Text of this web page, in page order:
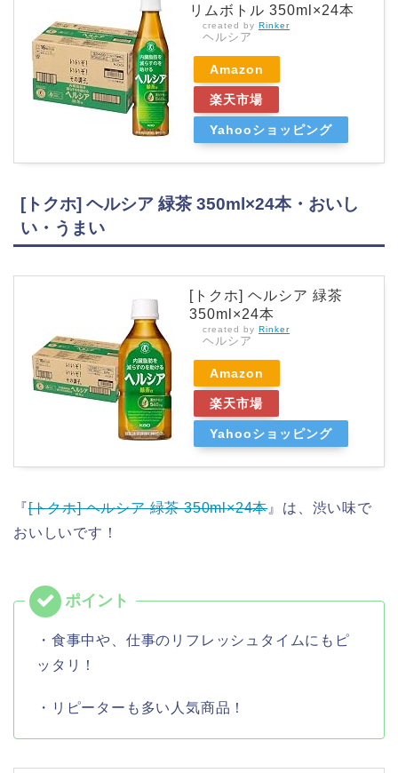
リムボトル 350ml×24本
created by Rinker
ヘルシア
Amazon
楽天市場
Yahooショッピング
[トクホ] ヘルシア 緑茶 350ml×24本・おいし
い・うまい
[トクホ] ヘルシア 緑茶
350ml×24本
created by Rinker
ヘルシア
Amazon
楽天市場
Yahooショッピング
『[トクホ] ヘルシア 緑茶 350ml×24本』は、渋い味で
おいしいです！
・食事中や、仕事のリフレッシュタイムにもピ
ッタリ！
・リピーターも多い人気商品！